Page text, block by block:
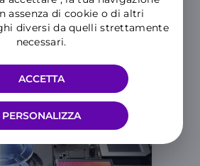
assenza di cookie o di altri
diversi da quelli strettamente
necessari.
PERSONALIZZA
ACCETTA
prestazioni,
ottica e qualità
anche in condizioni di